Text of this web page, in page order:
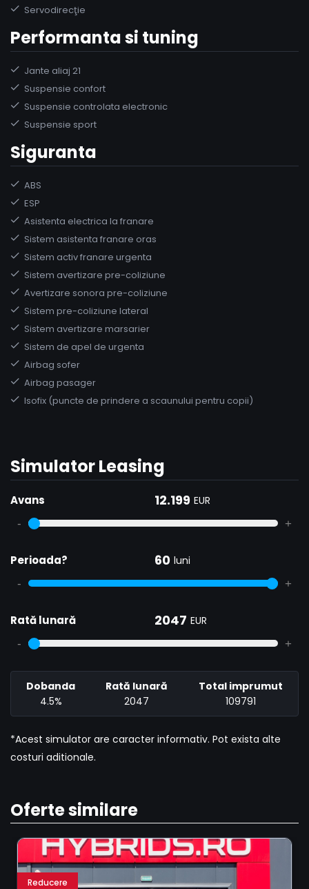
Servodirecţie
Performanta si tuning
Jante aliaj 21
Suspensie confort
Suspensie controlata electronic
Suspensie sport
Siguranta
ABS
ESP
Asistenta electrica la franare
Sistem asistenta franare oras
Sistem activ franare urgenta
Sistem avertizare pre-coliziune
Avertizare sonora pre-coliziune
Sistem pre-coliziune lateral
Sistem avertizare marsarier
Sistem de apel de urgenta
Airbag sofer
Airbag pasager
Isofix (puncte de prindere a scaunului pentru copii)
Simulator Leasing
Avans 12.199 EUR
- +
Perioada? 60 luni
- +
Rată lunară 2047 EUR
- +
Dobanda
4.5%
Rată lunară
2047
Total imprumut
109791
*Acest simulator are caracter informativ. Pot exista alte
costuri aditionale.
Oferte similare
Reducere